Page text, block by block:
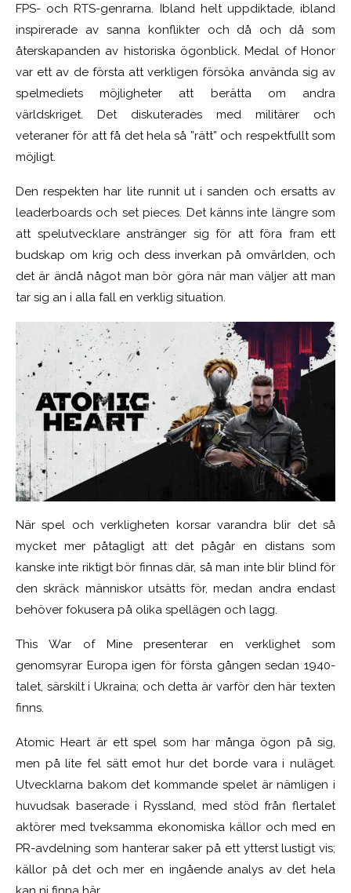
FPS- och RTS-genrarna. Ibland helt uppdiktade, ibland
inspirerade av sanna konflikter och då och då som
återskapanden av historiska ögonblick. Medal of Honor
var ett av de första att verkligen försöka använda sig av
spelmediets möjligheter att berätta om andra
världskriget. Det diskuterades med militärer och
veteraner för att få det hela så ”rätt” och respektfullt som
möjligt.
Den respekten har lite runnit ut i sanden och ersatts av
leaderboards och set pieces. Det känns inte längre som
att spelutvecklare anstränger sig för att föra fram ett
budskap om krig och dess inverkan på omvärlden, och
det är ändå något man bör göra när man väljer att man
tar sig an i alla fall en verklig situation.
När spel och verkligheten korsar varandra blir det så
mycket mer påtagligt att det pågår en distans som
kanske inte riktigt bör finnas där, så man inte blir blind för
den skräck människor utsätts för, medan andra endast
behöver fokusera på olika spellägen och lagg.
This War of Mine presenterar en verklighet som
genomsyrar Europa igen för första gången sedan 1940-
talet, särskilt i Ukraina; och detta är varför den här texten
finns.
Atomic Heart är ett spel som har många ögon på sig,
men på lite fel sätt emot hur det borde vara i nuläget.
Utvecklarna bakom det kommande spelet är nämligen i
huvudsak baserade i Ryssland, med stöd från flertalet
aktörer med tveksamma ekonomiska källor och med en
PR-avdelning som hanterar saker på ett ytterst lustigt vis;
källor på det och mer en ingående analys av det hela